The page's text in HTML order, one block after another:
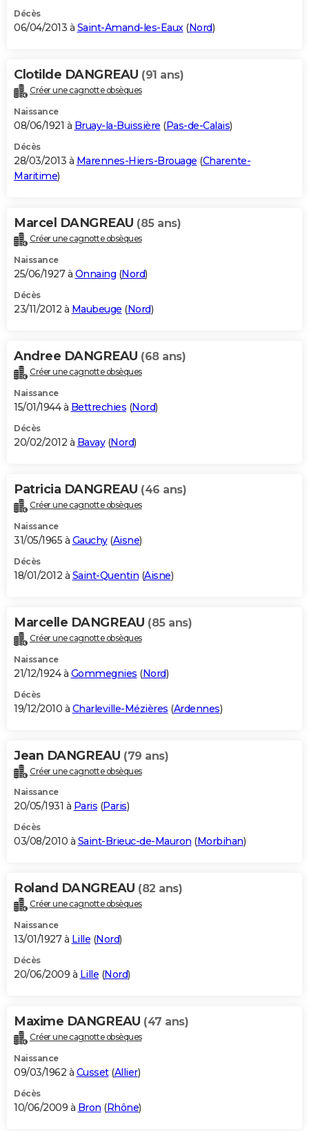
Décès
06/04/2013 à Saint-Amand-les-Eaux(Nord)
Clotilde DANGREAU (91 ans)
Créer une cagnotte obsèques
Naissance
08/06/1921 à Bruay-la-Buissière (Pas-de-Calais)
Décès
28/03/2013 à Marennes-Hiers-Brouage (Charente-
Maritime)
Marcel DANGREAU (85 ans)
Créer une cagnotte obsèques
Naissance
25/06/1927 à Onnaing (Nord)
Décès
23/11/2012 à Maubeuge (Nord)
Andree DANGREAU (68 ans)
Créer une cagnotte obsèques
Naissance
15/01/1944 à Bettrechies (Nord)
Décès
20/02/2012 à Bavay(Nord)
Patricia DANGREAU (46 ans)
Créer une cagnotte obsèques
Naissance
31/05/1965 à Gauchy(Aisne)
Décès
18/01/2012 à Saint-Quentin (Aisne)
Marcelle DANGREAU (85 ans)
Créer une cagnotte obsèques
Naissance
21/12/1924 à Gommegnies (Nord)
Décès
19/12/2010 à Charleville-Mézières (Ardennes)
Jean DANGREAU (79 ans)
Créer une cagnotte obsèques
Naissance
20/05/1931 à Paris (Paris)
Décès
03/08/2010 à Saint-Brieuc-de-Mauron (Morbihan)
Roland DANGREAU (82 ans)
Créer une cagnotte obsèques
Naissance
13/01/1927 à Lille (Nord)
Décès
20/06/2009 à Lille (Nord)
Maxime DANGREAU (47 ans)
Créer une cagnotte obsèques
Naissance
09/03/1962 à Cusset(Allier)
Décès
10/06/2009 à Bron (Rhône)